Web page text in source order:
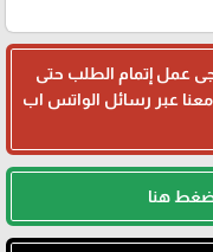
عمل إتمام الطلب حتى
عبر رسائل الواتس اب
هنا